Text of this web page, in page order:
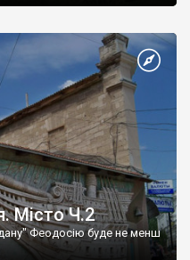
Місто Ч.2
Феодосію буде не менш